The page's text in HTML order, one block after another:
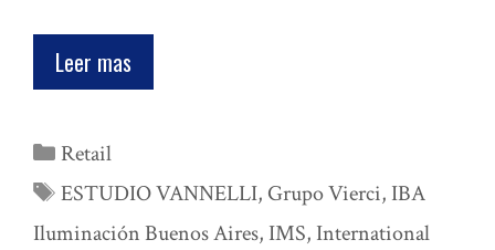
Leer mas
Categorías
Retail
Etiquetas
ESTUDIO VANNELLI, Grupo Vierci, IBA
Iluminación Buenos Aires, IMS, International